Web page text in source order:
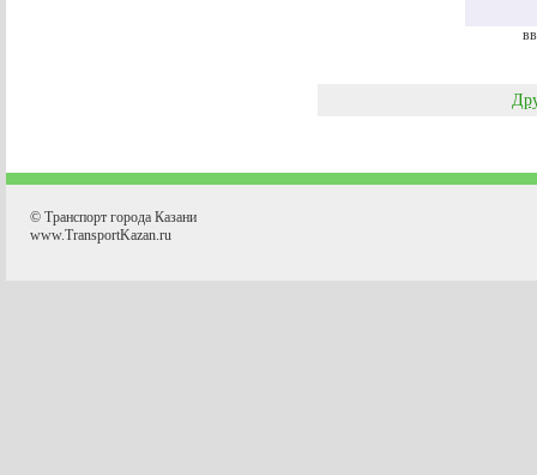
© Транспорт города Казани
www.TransportKazan.ru